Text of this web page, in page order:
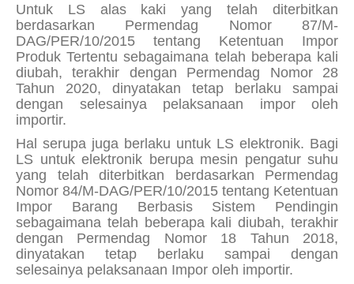
Untuk LS alas kaki yang telah diterbitkan
berdasarkan Permendag Nomor 87/M-
DAG/PER/10/2015 tentang Ketentuan Impor
Produk Tertentu sebagaimana telah beberapa kali
diubah, terakhir dengan Permendag Nomor 28
Tahun 2020, dinyatakan tetap berlaku sampai
dengan selesainya pelaksanaan impor oleh
importir.
Hal serupa juga berlaku untuk LS elektronik. Bagi
LS untuk elektronik berupa mesin pengatur suhu
yang telah diterbitkan berdasarkan Permendag
Nomor 84/M-DAG/PER/10/2015 tentang Ketentuan
Impor Barang Berbasis Sistem Pendingin
sebagaimana telah beberapa kali diubah, terakhir
dengan Permendag Nomor 18 Tahun 2018,
dinyatakan tetap berlaku sampai dengan
selesainya pelaksanaan Impor oleh importir.